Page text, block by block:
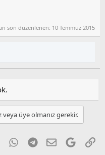
son düzenlenen: 10 Temmuz 2015
veya üye olmanız gerekir.
LinkedInWhatsAppTelegram
E-postaGoogle